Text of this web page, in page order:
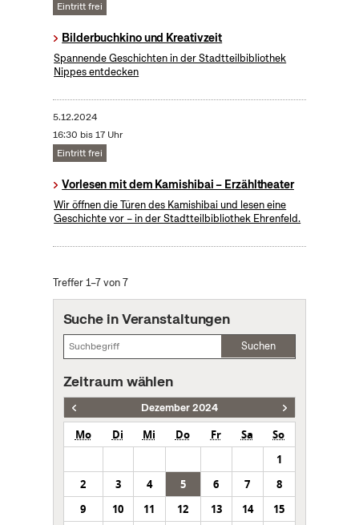
Eintritt frei
Bilderbuchkino und Kreativzeit
Spannende Geschichten in der Stadtteilbibliothek
Nippes entdecken
5.12.2024
16:30 bis 17 Uhr
Eintritt frei
Vorlesen mit dem Kamishibai – Erzähltheater
Wir öffnen die Türen des Kamishibai und lesen eine
Geschichte vor – in der Stadtteilbibliothek Ehrenfeld.
Treffer 1–7 von 7
Suche in Veranstaltungen
Suchen
Zeitraum wählen
Dezember 2024
Mo Di Mi Do Fr Sa
So
1
2
3 4 5 6 7
8
9
10 11 12 13 14
15